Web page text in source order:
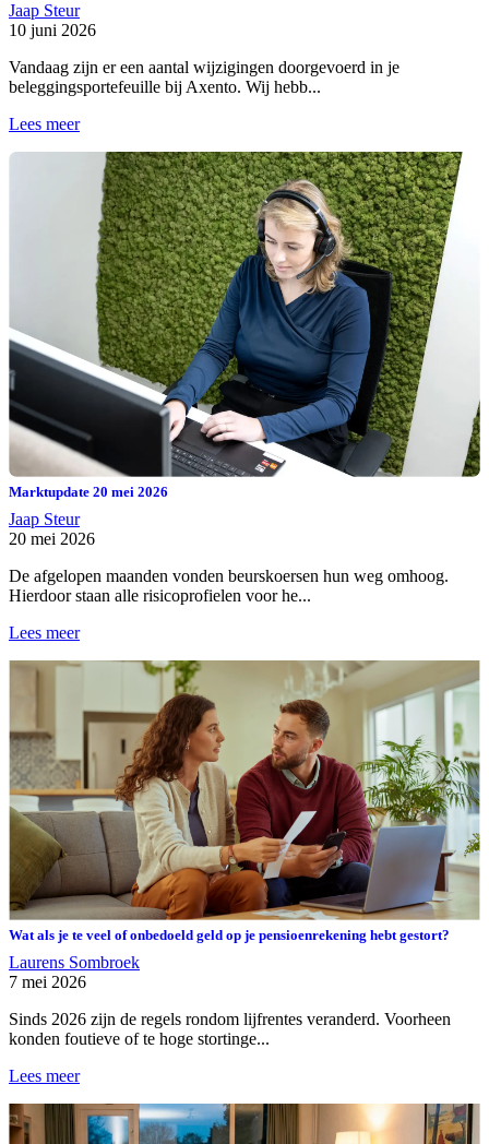
Jaap Steur
10 juni 2026
Vandaag zijn er een aantal wijzigingen doorgevoerd in je
beleggingsportefeuille bij Axento. Wij hebb...
Lees meer
Marktupdate 20 mei 2026
Jaap Steur
20 mei 2026
De afgelopen maanden vonden beurskoersen hun weg omhoog.
Hierdoor staan alle risicoprofielen voor he...
Lees meer
Wat als je te veel of onbedoeld geld op je pensioenrekening hebt gestort?
Laurens Sombroek
7 mei 2026
Sinds 2026 zijn de regels rondom lijfrentes veranderd. Voorheen
konden foutieve of te hoge stortinge...
Lees meer